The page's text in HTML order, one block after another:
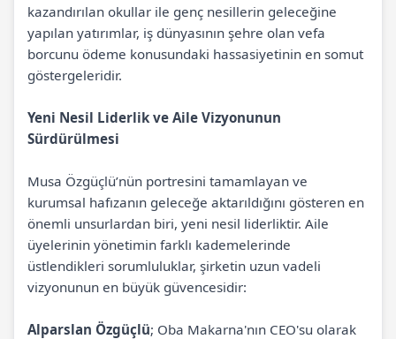
kazandırılan okullar ile genç nesillerin geleceğine
yapılan yatırımlar, iş dünyasının şehre olan vefa
borcunu ödeme konusundaki hassasiyetinin en somut
göstergeleridir.
Yeni Nesil Liderlik ve Aile Vizyonunun
Sürdürülmesi
Musa Özgüçlü’nün portresini tamamlayan ve
kurumsal hafızanın geleceğe aktarıldığını gösteren en
önemli unsurlardan biri, yeni nesil liderliktir. Aile
üyelerinin yönetimin farklı kademelerinde
üstlendikleri sorumluluklar, şirketin uzun vadeli
vizyonunun en büyük güvencesidir:
Alparslan Özgüçlü; Oba Makarna'nın CEO'su olarak